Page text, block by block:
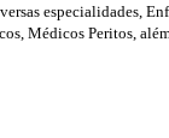
especialidades,
Médicos Peritos,